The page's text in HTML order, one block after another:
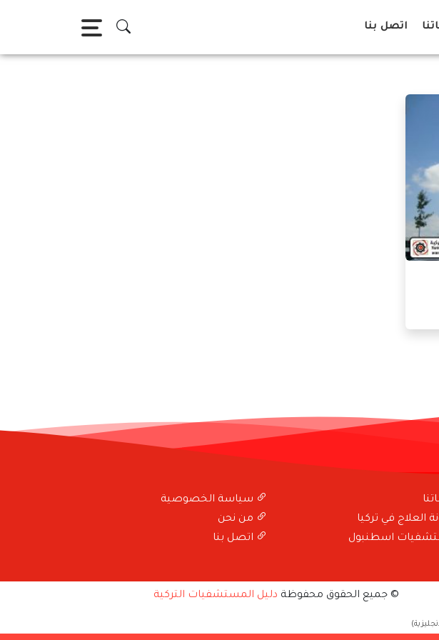
اتصل بنا
العلاج في تركيا
اسطنبول
سياسة الخصوصية
من نحن
اتصل بنا
© جميع الحقوق محفوظة دليل المستشفيات التركية
)